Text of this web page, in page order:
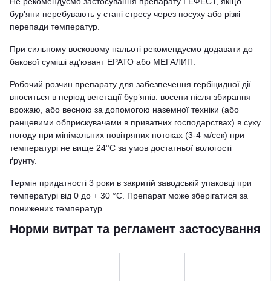
бур’яни перебувають у стані стресу через посуху або різкі
перепади температур.
При сильному восковому нальоті рекомендуємо додавати до
бакової суміші ад’ювант ЕРАТО або МЕГАЛИП.
Робочий розчин препарату для забезпечення гербіцидної дії
вноситься в період вегетації бур’янів: восени після збирання
врожаю, або весною за допомогою наземної техніки (або
ранцевими обприскувачами в приватних господарствах) в суху
погоду при мінімальних повітряних потоках (3-4 м/сек) при
температурі не вище 24°С за умов достатньої вологості
ґрунту.
Термін придатності 3 роки в закритій заводській упаковці при
температурі від 0 до + 30 °C. Препарат може зберігатися за
понижених температур.
Норми витрат та регламент застосування